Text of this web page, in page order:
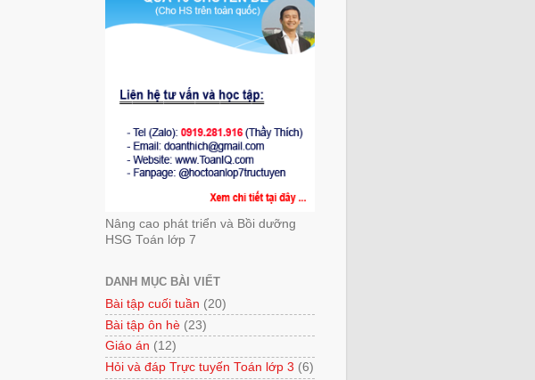
Nâng cao phát triển và Bồi dưỡng
HSG Toán lớp 7
DANH MỤC BÀI VIẾT
Bài tập cuối tuần (20)
Bài tập ôn hè (23)
Giáo án (12)
Hỏi và đáp Trực tuyến Toán lớp 3 (6)